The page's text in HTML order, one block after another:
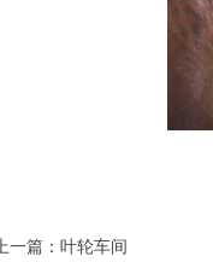
上一篇： 叶轮车间